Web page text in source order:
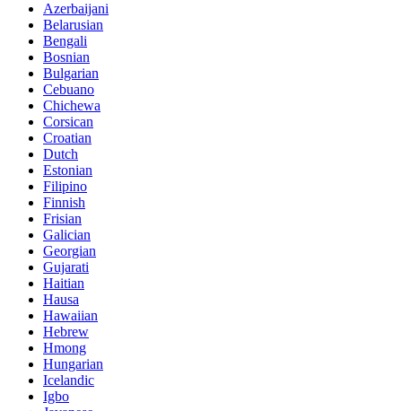
Azerbaijani
Belarusian
Bengali
Bosnian
Bulgarian
Cebuano
Chichewa
Corsican
Croatian
Dutch
Estonian
Filipino
Finnish
Frisian
Galician
Georgian
Gujarati
Haitian
Hausa
Hawaiian
Hebrew
Hmong
Hungarian
Icelandic
Igbo